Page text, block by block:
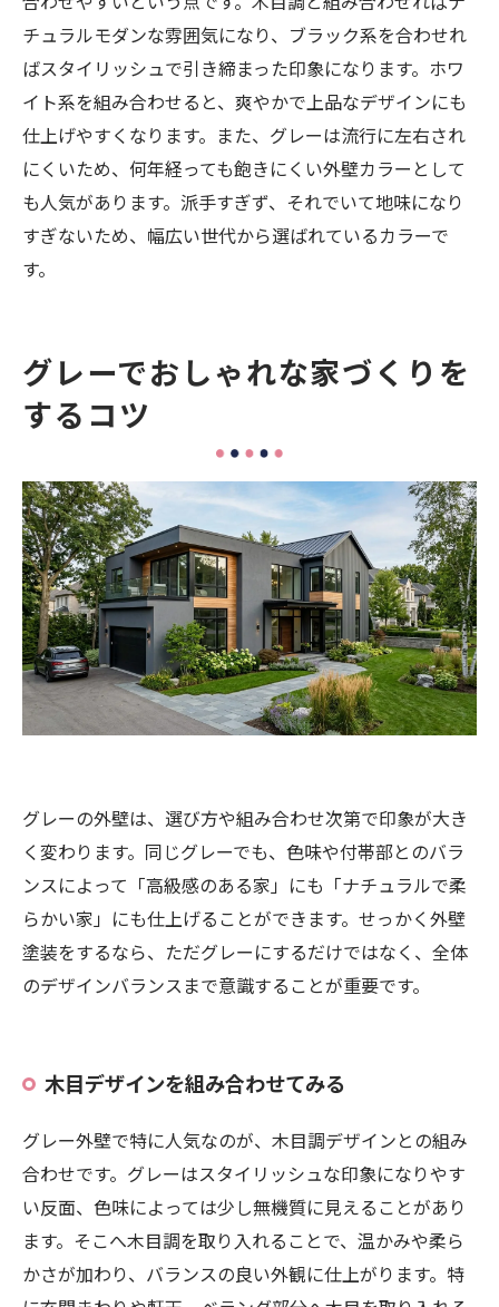
チュラルモダンな雰囲気になり、ブラック系を合わせれ
ばスタイリッシュで引き締まった印象になります。ホワ
イト系を組み合わせると、爽やかで上品なデザインにも
仕上げやすくなります。また、グレーは流行に左右され
にくいため、何年経っても飽きにくい外壁カラーとして
も人気があります。派手すぎず、それでいて地味になり
すぎないため、幅広い世代から選ばれているカラーで
す。
グレーでおしゃれな家づくりを
するコツ
グレーの外壁は、選び方や組み合わせ次第で印象が大き
く変わります。同じグレーでも、色味や付帯部とのバラ
ンスによって「高級感のある家」にも「ナチュラルで柔
らかい家」にも仕上げることができます。せっかく外壁
塗装をするなら、ただグレーにするだけではなく、全体
のデザインバランスまで意識することが重要です。
木目デザインを組み合わせてみる
グレー外壁で特に人気なのが、木目調デザインとの組み
合わせです。グレーはスタイリッシュな印象になりやす
い反面、色味によっては少し無機質に見えることがあり
ます。そこへ木目調を取り入れることで、温かみや柔ら
かさが加わり、バランスの良い外観に仕上がります。特